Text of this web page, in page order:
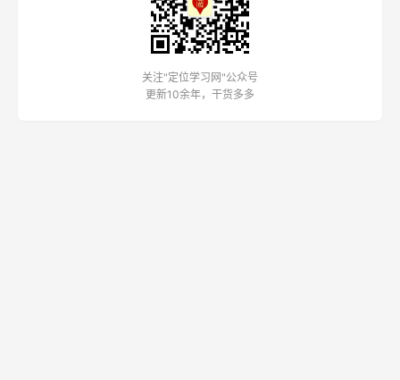
关注"定位学习网"公众号
更新10余年，干货多多